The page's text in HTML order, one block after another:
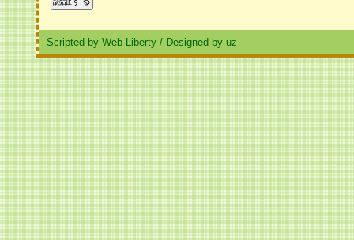
Scripted by Web Liberty / Designed by uz